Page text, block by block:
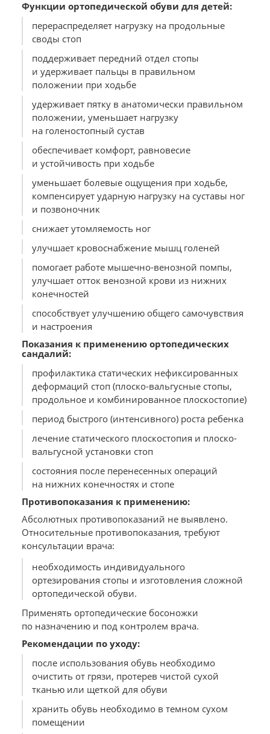
Функции ортопедической обуви для детей:
перераспределяет нагрузку на продольные
своды стоп
поддерживает передний отдел стопы
и удерживает пальцы в правильном
положении при ходьбе
удерживает пятку в анатомически правильном
положении, уменьшает нагрузку
на голеностопный сустав
обеспечивает комфорт, равновесие
и устойчивость при ходьбе
уменьшает болевые ощущения при ходьбе,
компенсирует ударную нагрузку на суставы ног
и позвоночник
снижает утомляемость ног
улучшает кровоснабжение мышц голеней
помогает работе мышечно-венозной помпы,
улучшает отток венозной крови из нижних
конечностей
способствует улучшению общего самочувствия
и настроения
Показания к применению ортопедических
сандалий:
профилактика статических нефиксированных
деформаций стоп (плоско-вальгусные стопы,
продольное и комбинированное плоскостопие)
период быстрого (интенсивного) роста ребенка
лечение статического плоскостопия и плоско-
вальгусной установки стоп
состояния после перенесенных операций
на нижних конечностях и стопе
Противопоказания к применению:
Абсолютных противопоказаний не выявлено.
Относительные противопоказания, требуют
консультации врача:
необходимость индивидуального
ортезирования стопы и изготовления сложной
ортопедической обуви.
Применять ортопедические босоножки
по назначению и под контролем врача.
Рекомендации по уходу:
после использования обувь необходимо
очистить от грязи, протерев чистой сухой
тканью или щеткой для обуви
хранить обувь необходимо в темном сухом
помещении